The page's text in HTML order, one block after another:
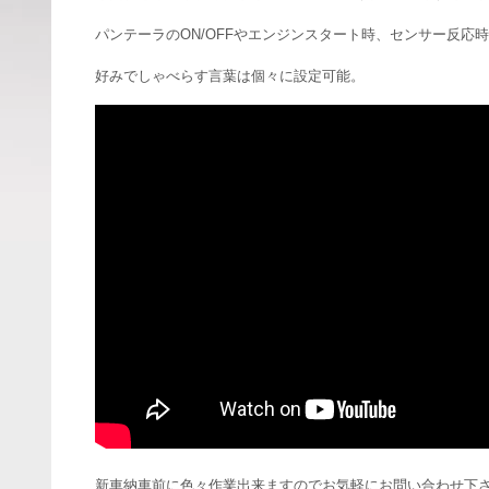
パンテーラのON/OFFやエンジンスタート時、センサー反応時
好みでしゃべらす言葉は個々に設定可能。
新車納車前に色々作業出来ますのでお気軽にお問い合わせ下